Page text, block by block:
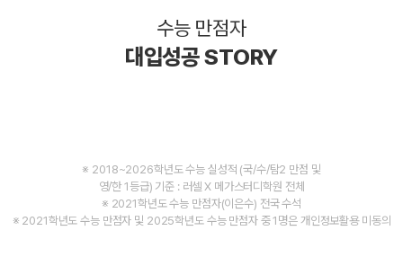
수능 만점자
대입성공 STORY
※ 2018~2026학년도 수능 실성적 (국/수/탐2 만점 및
영/한 1등급) 기준 : 러셀 X 메가스터디학원 전체
※ 2021학년도 수능 만점자(이은수) 전국 수석
※ 2021학년도 수능 만점자 및 2025학년도 수능 만점자 중 1명은 개인정보활용 미동의